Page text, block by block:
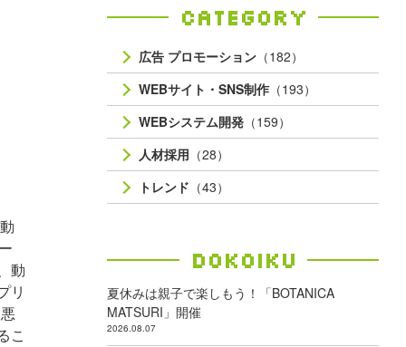
動
リ
こ
Category
広告 プロモーション （182）
WEBサイト・SNS制作 （193）
WEBシステム開発 （159）
人材採用 （28）
トレンド （43）
Dokoiku
夏休みは親子で楽しもう！「BOTANICA
MATSURI」開催
2026.08.07